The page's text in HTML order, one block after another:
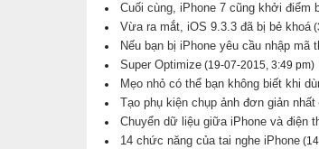
Cuối cùng, iPhone 7 cũng khởi điểm
Vừa ra mắt, iOS 9.3.3 đã bị bẻ khoá
Nếu bạn bị iPhone yêu cầu nhập
Super Optimize (19-07-2015, 3:49 pm)
Mẹo nhỏ có thể bạn không biết khi
Tạo phụ kiện chụp ảnh đơn giản nhất
Chuyển dữ liệu giữa iPhone và điện
14 chức năng của tai nghe iPhone